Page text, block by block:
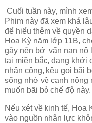
Cuối tuần này, mình
Phim này đã xem khá
để hiểu thêm về quyền
Hoa Kỳ năm lớp 11B,
gây nên bởi vấn nạn nô
tại miền bắc, đang khởi
nhân công, kêu gọi bãi
sống nhờ về canh nông
muốn bãi bỏ chế độ này.
Nếu xét về kinh tế, Hoa
vào nguồn nhân lực